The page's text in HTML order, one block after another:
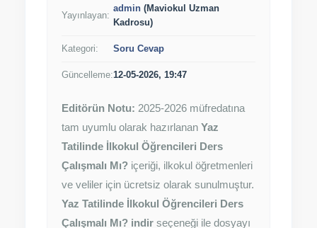
Yayınlayan:
admin (Maviokul Uzman
Kadrosu)
Kategori: Soru Cevap
Güncelleme:12-05-2026, 19:47
Editörün Notu: 2025-2026 müfredatına
tam uyumlu olarak hazırlanan Yaz
Tatilinde İlkokul Öğrencileri Ders
Çalışmalı Mı? içeriği, ilkokul öğretmenleri
ve veliler için ücretsiz olarak sunulmuştur.
Yaz Tatilinde İlkokul Öğrencileri Ders
Çalışmalı Mı? indir seçeneği ile dosyayı